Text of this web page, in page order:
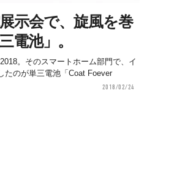
示会で、旋風を巻
電池」。
。そのスマートホーム部門で、イ
たのが単三電池「Coat Foever
2018/02/24